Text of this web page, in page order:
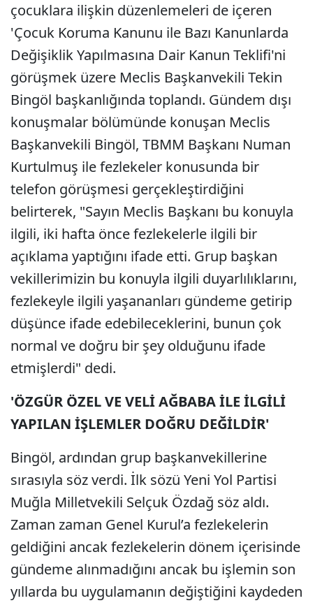
çocuklara ilişkin düzenlemeleri de içeren
'Çocuk Koruma Kanunu ile Bazı Kanunlarda
Değişiklik Yapılmasına Dair Kanun Teklifi'ni
görüşmek üzere Meclis Başkanvekili Tekin
Bingöl başkanlığında toplandı. Gündem dışı
konuşmalar bölümünde konuşan Meclis
Başkanvekili Bingöl, TBMM Başkanı Numan
Kurtulmuş ile fezlekeler konusunda bir
telefon görüşmesi gerçekleştirdiğini
belirterek, "Sayın Meclis Başkanı bu konuyla
ilgili, iki hafta önce fezlekelerle ilgili bir
açıklama yaptığını ifade etti. Grup başkan
vekillerimizin bu konuyla ilgili duyarlılıklarını,
fezlekeyle ilgili yaşananları gündeme getirip
düşünce ifade edebileceklerini, bunun çok
normal ve doğru bir şey olduğunu ifade
etmişlerdi" dedi.
'ÖZGÜR ÖZEL VE VELİ AĞBABA İLE İLGİLİ
YAPILAN İŞLEMLER DOĞRU DEĞİLDİR'
Bingöl, ardından grup başkanvekillerine
sırasıyla söz verdi. İlk sözü Yeni Yol Partisi
Muğla Milletvekili Selçuk Özdağ söz aldı.
Zaman zaman Genel Kurul’a fezlekelerin
geldiğini ancak fezlekelerin dönem içerisinde
gündeme alınmadığını ancak bu işlemin son
yıllarda bu uygulamanın değiştiğini kaydeden